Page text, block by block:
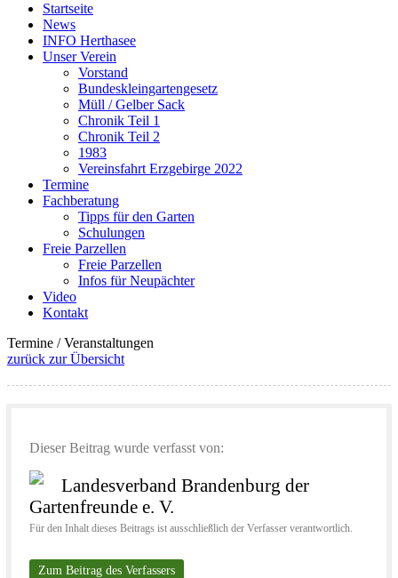
Startseite
News
INFO Herthasee
Unser Verein
Vorstand
Bundeskleingartengesetz
Müll / Gelber Sack
Chronik Teil 1
Chronik Teil 2
1983
Vereinsfahrt Erzgebirge 2022
Termine
Fachberatung
Tipps für den Garten
Schulungen
Freie Parzellen
Freie Parzellen
Infos für Neupächter
Video
Kontakt
Termine / Veranstaltungen
zurück zur Übersicht
Dieser Beitrag wurde verfasst von:
Landesverband Brandenburg der
Gartenfreunde e. V.
Für den Inhalt dieses Beitrags ist ausschließlich der Verfasser verantwortlich.
Zum Beitrag des Verfassers